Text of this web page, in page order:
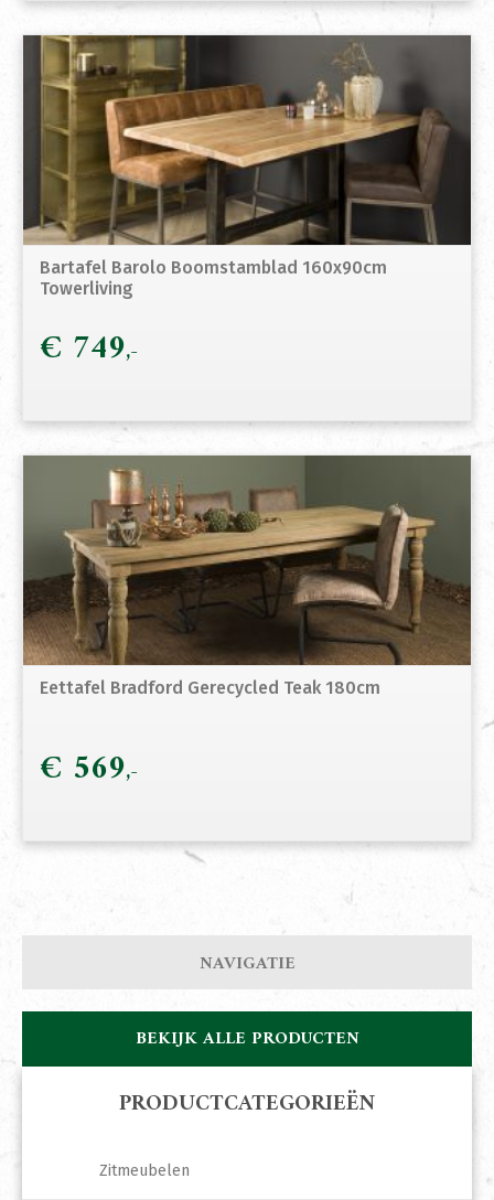
Bartafel Barolo Boomstamblad 160x90cm
Towerliving
€ 749
Eettafel Bradford Gerecycled Teak 180cm
€ 569
NAVIGATIE
BEKIJK ALLE PRODUCTEN
PRODUCTCATEGORIEËN
Zitmeubelen